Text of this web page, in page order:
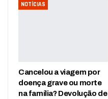
NOTÍCIAS
Cancelou a viagem por
doença grave ou morte
na família? Devolução de